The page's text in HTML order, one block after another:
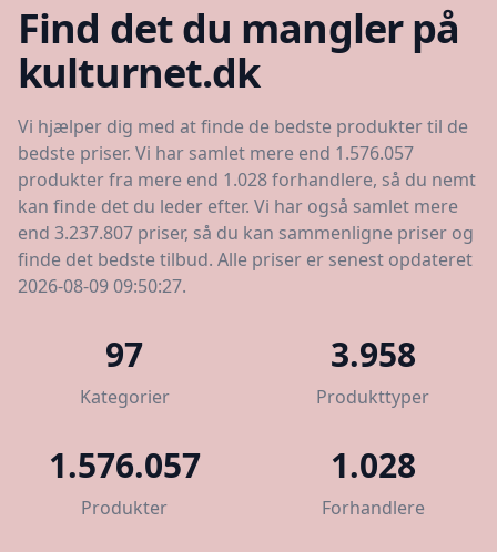
Find det du mangler på
kulturnet.dk
Vi hjælper dig med at finde de bedste produkter til de
bedste priser. Vi har samlet mere end 1.576.057
produkter fra mere end 1.028 forhandlere, så du nemt
kan finde det du leder efter. Vi har også samlet mere
end 3.237.807 priser, så du kan sammenligne priser og
finde det bedste tilbud. Alle priser er senest opdateret
2026-08-09 09:50:27.
97
Kategorier
3.958
Produkttyper
1.576.057
Produkter
1.028
Forhandlere